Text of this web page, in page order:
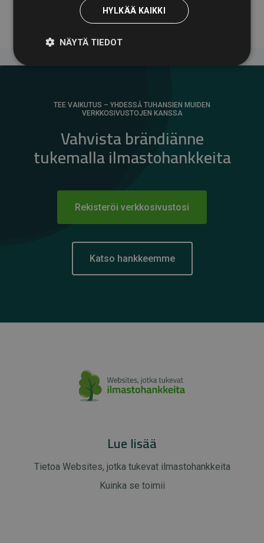
TEE VAIKUTUS – YHDESSÄ TUHANSIEN MUIDEN
VERKKOSIVUSTOJEN KANSSA
Vahvista brändiänne
tukemalla ilmastohankkeita
Rekisteröi verkkosivustosi
Katso hankkeemme
Lue lisää
Tietoa Websites, jotka tukevat ilmastohankkeita
Kuinka se toimii
HYLKÄÄ KAIKKI
NÄYTÄ TIEDOT